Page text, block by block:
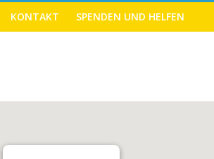
KONTAKT SPENDEN UND HELFEN